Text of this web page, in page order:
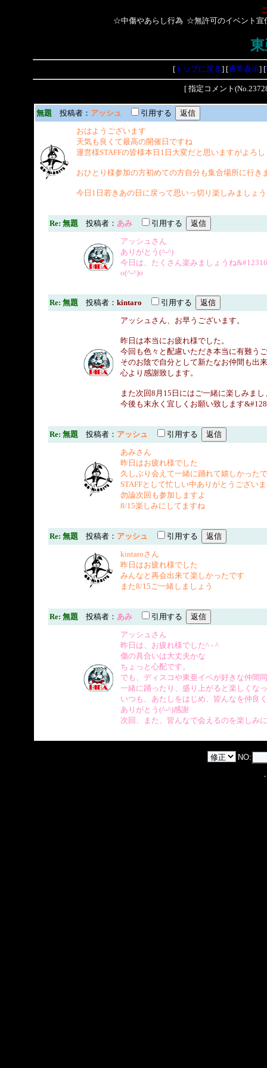
☆中傷やあらし行為 ☆無許可のイベント宣
[トップに戻る] [通常表示] [
[ 指定コメント
無題 投稿者： アッシュ
引用する
おはようございます
天気も良くて最高の開催日ですね
運営様STAFFの皆様本日1日大変だと思いますがよろ
おひとり様参加の方初めての方自分も集合場所に行
今日1日若きあの日に戻って思いっ切り楽しみましょ
Re: 無題 投稿者： あみ
引用する
アッシュさん
ありがとう(^-^)
今日は、たくさん楽みましょうね
o(^-^)o
Re: 無題 投稿者： kintaro
引用する
アッシュさん、お早うございます。
昨日は本当にお疲れ様でした。
今回も色々と配慮いただき本当に有難う
そのお陰で自分として新たなお仲間も出
心より感謝致します。
また次回8月15日にはご一緒に楽しみまし
今後も末永く宜しくお願い致します
Re: 無題 投稿者： アッシュ
引用する
あみさん
昨日はお疲れ様でした
久しぶり会えて一緒に踊れて嬉しかった
STAFFとして忙しい中ありがとうござい
勿論次回も参加しますよ
8/15楽しみにしてますね
Re: 無題 投稿者： アッシュ
引用する
kintaroさん
昨日はお疲れ様でした
みんなと再会出来て楽しかったです
また8/15ご一緒しましょう
Re: 無題 投稿者： あみ
引用する
アッシュさん
昨日は、お疲れ様でした^ - ^
傷の具合いは大丈夫かな
ちょっと心配です。
でも、ディスコや東亜イベが好きな仲間
一緒に踊ったり、盛り上がると楽しくな
いつも、あたしをはじめ、皆んなを仲良
ありがとう(^-^)感謝
次回、また、皆んなで会えるのを楽しみ
NO:
-